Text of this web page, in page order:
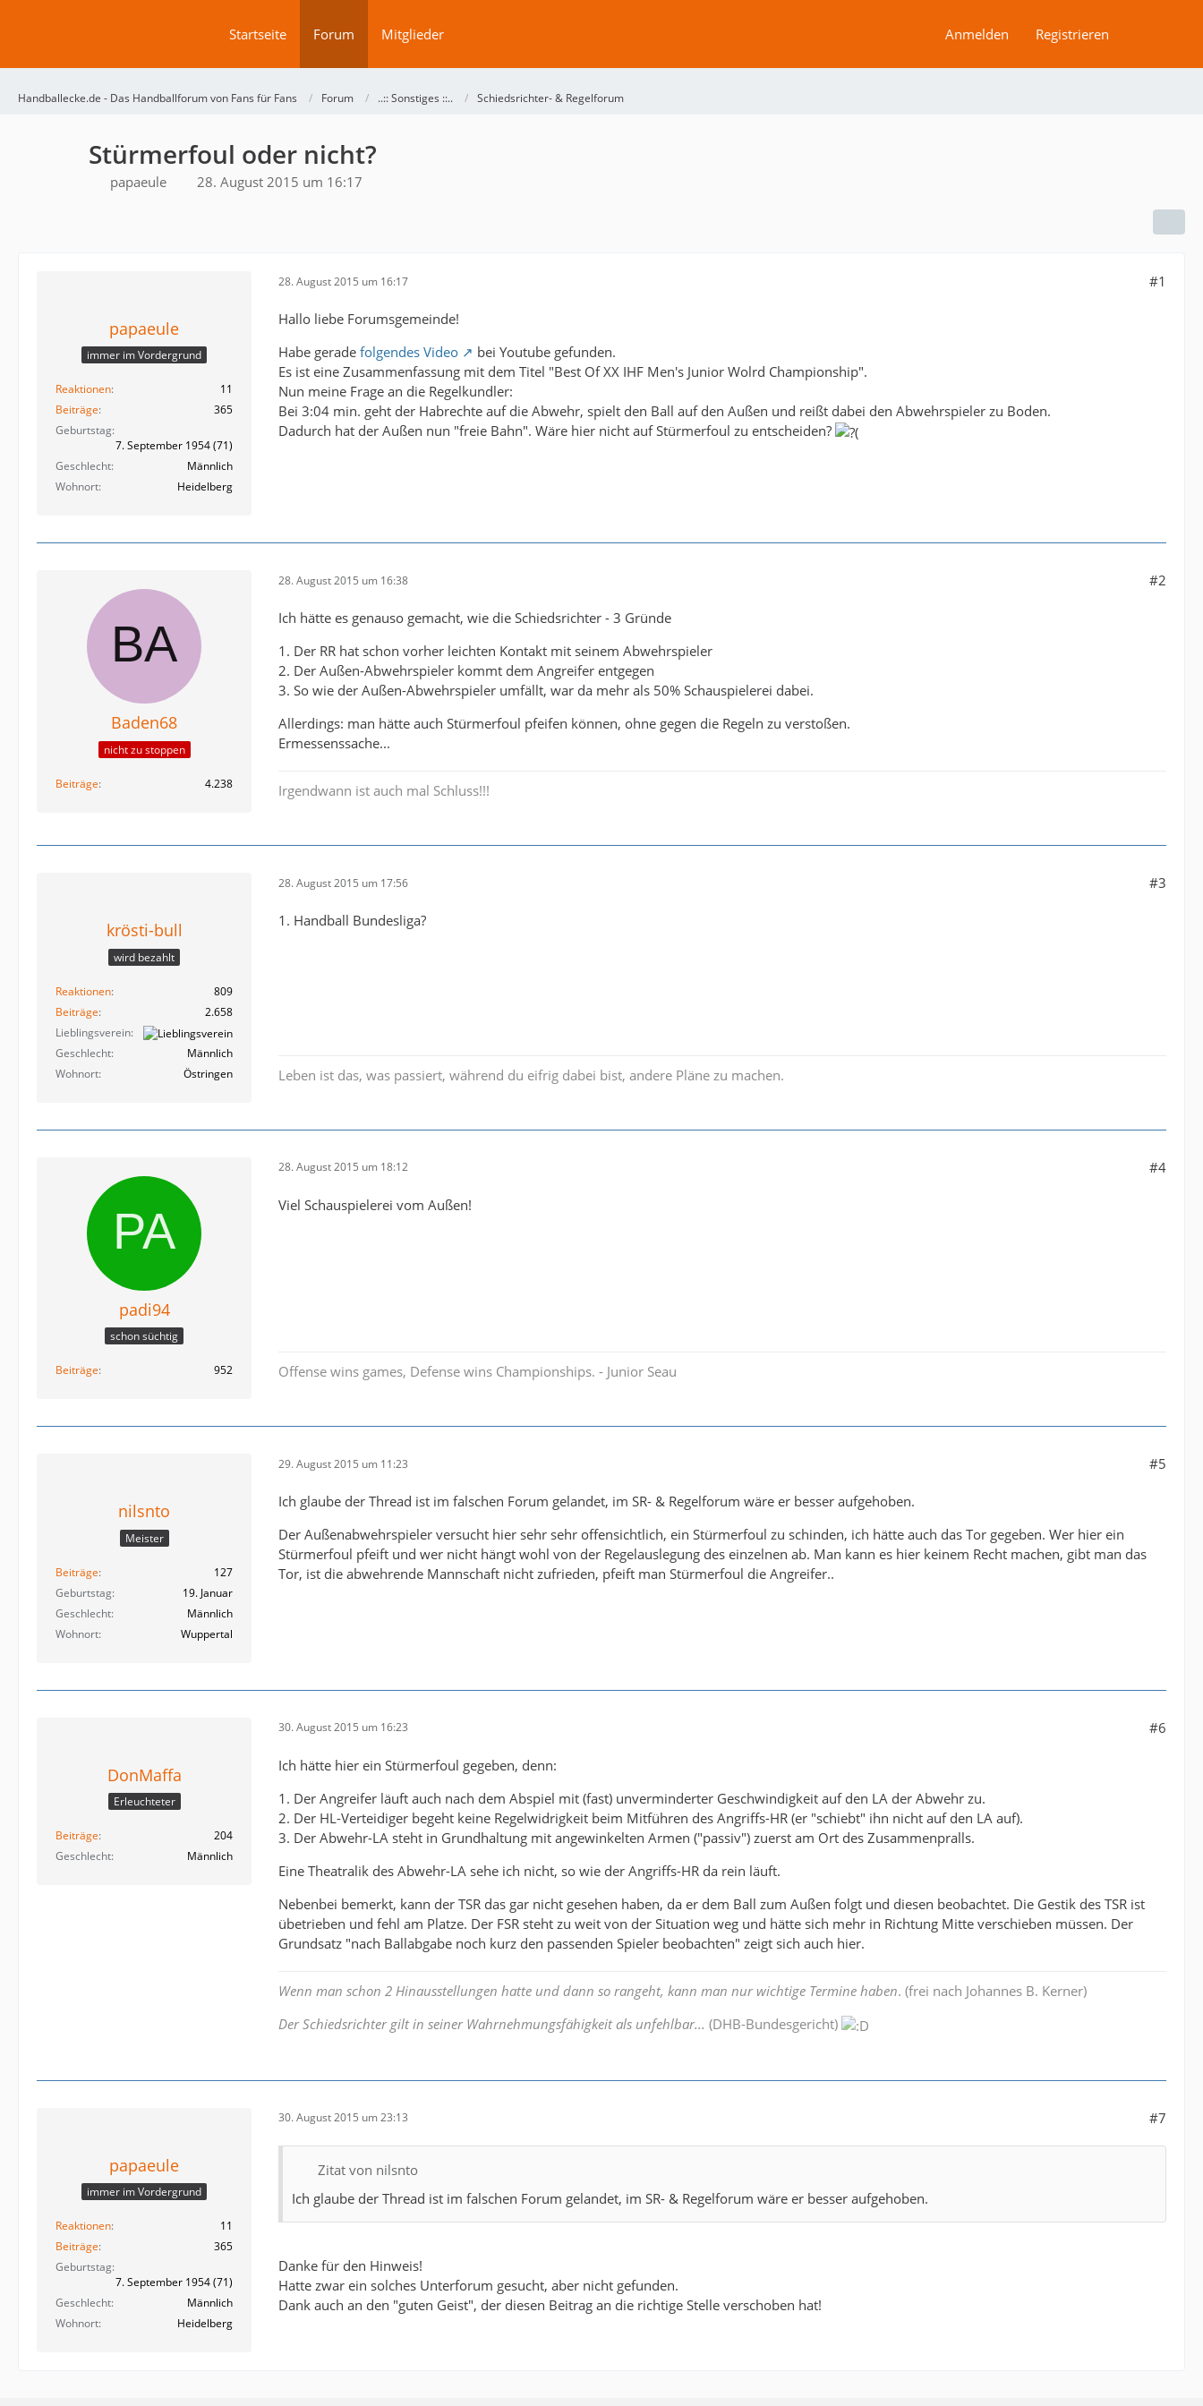
Startseite Forum Mitglieder Anmelden Registrieren
Handballecke.de - Das Handballforum von Fans für Fans Forum ..:: Sonstiges ::.. Schiedsrichter- & Regelforum
Stürmerfoul oder nicht?
papaeule 28. August 2015 um 16:17
papaeule
immer im Vordergrund
Reaktionen
11
Beiträge
365
Geburtstag
7. September 1954 (71)
Geschlecht
Männlich
Wohnort
Heidelberg
28. August 2015 um 16:17 #1
Hallo liebe Forumsgemeinde!
Habe gerade folgendes Video
bei Youtube gefunden.
Es ist eine Zusammenfassung mit dem Titel "Best Of XX IHF Men's Junior Wolrd Championship".
Nun meine Frage an die Regelkundler:
Bei 3:04 min. geht der Habrechte auf die Abwehr, spielt den Ball auf den Außen und reißt dabei den Abwehrspieler zu Boden.
Dadurch hat der Außen nun "freie Bahn". Wäre hier nicht auf Stürmerfoul zu entscheiden?
Baden68
nicht zu stoppen
Beiträge 4.238
28. August 2015 um 16:38 #2
Ich hätte es genauso gemacht, wie die Schiedsrichter - 3 Gründe
1. Der RR hat schon vorher leichten Kontakt mit seinem Abwehrspieler
2. Der Außen-Abwehrspieler kommt dem Angreifer entgegen
3. So wie der Außen-Abwehrspieler umfällt, war da mehr als 50% Schauspielerei dabei.
Allerdings: man hätte auch Stürmerfoul pfeifen können, ohne gegen die Regeln zu verstoßen.
Ermessenssache...
Irgendwann ist auch mal Schluss!!!
krösti-bull
wird bezahlt
Reaktionen
809
Beiträge
2.658
Lieblingsverein
Geschlecht
Männlich
Wohnort
Östringen
28. August 2015 um 17:56 #3
1. Handball Bundesliga?
Leben ist das, was passiert, während du eifrig dabei bist, andere Pläne zu machen.
padi94
schon süchtig
Beiträge 952
28. August 2015 um 18:12 #4
Viel Schauspielerei vom Außen!
Offense wins games, Defense wins Championships. - Junior Seau
nilsnto
Meister
Beiträge
127
Geburtstag
19. Januar
Geschlecht
Männlich
Wohnort
Wuppertal
29. August 2015 um 11:23 #5
Ich glaube der Thread ist im falschen Forum gelandet, im SR- & Regelforum wäre er besser aufgehoben.
Der Außenabwehrspieler versucht hier sehr sehr offensichtlich, ein Stürmerfoul zu schinden, ich hätte auch das Tor gegeben. Wer hier ein
Stürmerfoul pfeift und wer nicht hängt wohl von der Regelauslegung des einzelnen ab. Man kann es hier keinem Recht machen, gibt man das
Tor, ist die abwehrende Mannschaft nicht zufrieden, pfeift man Stürmerfoul die Angreifer..
DonMaffa
Erleuchteter
Beiträge
204
Geschlecht
Männlich
30. August 2015 um 16:23 #6
Ich hätte hier ein Stürmerfoul gegeben, denn:
1. Der Angreifer läuft auch nach dem Abspiel mit (fast) unverminderter Geschwindigkeit auf den LA der Abwehr zu.
2. Der HL-Verteidiger begeht keine Regelwidrigkeit beim Mitführen des Angriffs-HR (er "schiebt" ihn nicht auf den LA auf).
3. Der Abwehr-LA steht in Grundhaltung mit angewinkelten Armen ("passiv") zuerst am Ort des Zusammenpralls.
Eine Theatralik des Abwehr-LA sehe ich nicht, so wie der Angriffs-HR da rein läuft.
Nebenbei bemerkt, kann der TSR das gar nicht gesehen haben, da er dem Ball zum Außen folgt und diesen beobachtet. Die Gestik des TSR ist
übetrieben und fehl am Platze. Der FSR steht zu weit von der Situation weg und hätte sich mehr in Richtung Mitte verschieben müssen. Der
Grundsatz "nach Ballabgabe noch kurz den passenden Spieler beobachten" zeigt sich auch hier.
Wenn man schon 2 Hinausstellungen hatte und dann so rangeht, kann man nur wichtige Termine haben. (frei nach Johannes B. Kerner)
Der Schiedsrichter gilt in seiner Wahrnehmungsfähigkeit als unfehlbar... (DHB-Bundesgericht)
papaeule
immer im Vordergrund
Reaktionen
11
Beiträge
365
Geburtstag
7. September 1954 (71)
Geschlecht
Männlich
Wohnort
Heidelberg
30. August 2015 um 23:13 #7
Zitat von nilsnto
Ich glaube der Thread ist im falschen Forum gelandet, im SR- & Regelforum wäre er besser aufgehoben.
Danke für den Hinweis!
Hatte zwar ein solches Unterforum gesucht, aber nicht gefunden.
Dank auch an den "guten Geist", der diesen Beitrag an die richtige Stelle verschoben hat!